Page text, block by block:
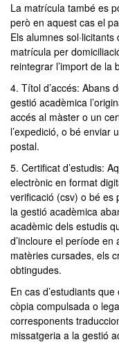
La matrícula també es
però en aquest cas el
Els alumnes
matrícula per
reintegrar l’import de la
4. Títol d’accés: Abans
gestió acadèmica
accés al màster o un
l’expedició, o bé enviar
postal.
5. Certificat d’estudis:
electrònic en format
verificació (csv) o bé es
la gestió acadèmica
acadèmic dels estudis
d’incloure el període
matèries cursades, els
obtingudes.
En cas d’estudiants
còpia compulsada o
corresponents
missatgeria a la gestió